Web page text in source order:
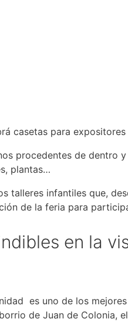
casetas para
procedentes de dentro
plantas…
talleres infantiles que,
de la feria para
en la
es uno de los
de Juan de Colonia,